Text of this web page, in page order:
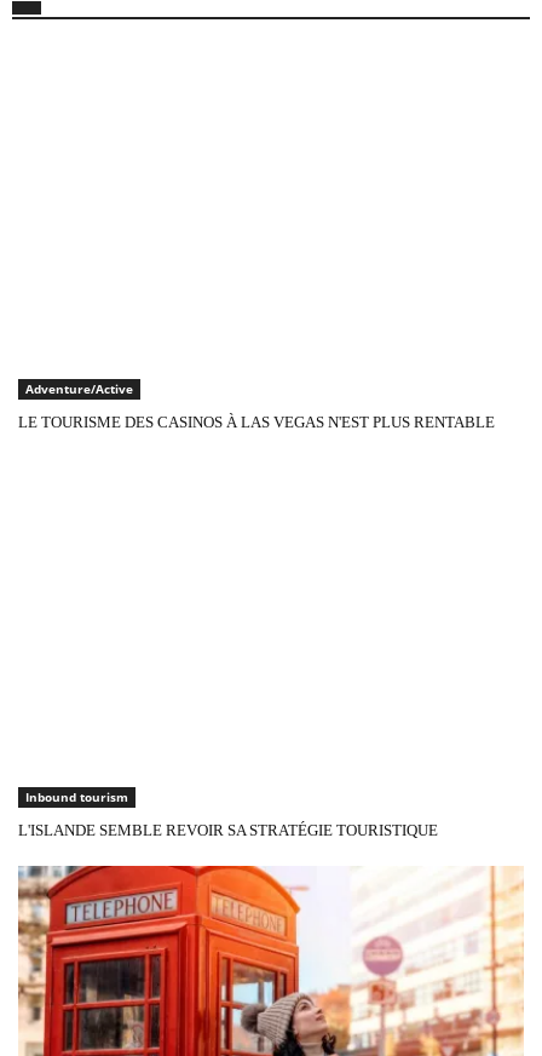
Adventure/Active
LE TOURISME DES CASINOS À LAS VEGAS N'EST PLUS RENTABLE
Inbound tourism
L'ISLANDE SEMBLE REVOIR SA STRATÉGIE TOURISTIQUE